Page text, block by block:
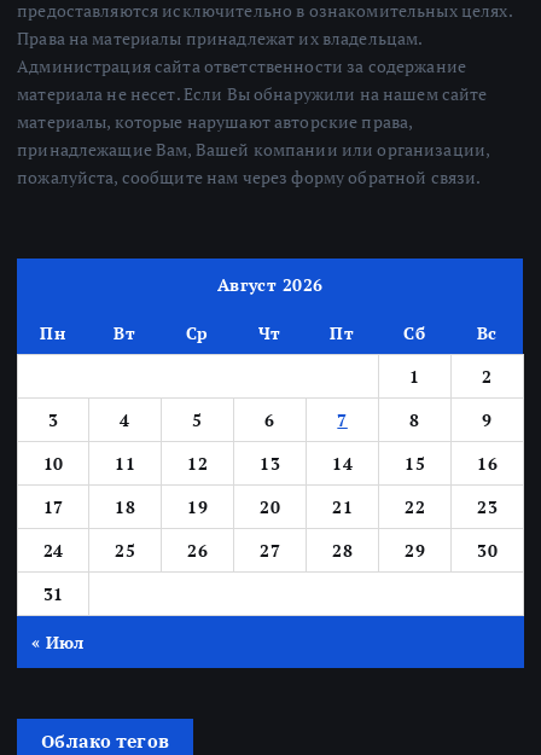
предоставляются исключительно в ознакомительных целях.
Права на материалы принадлежат их владельцам.
Администрация сайта ответственности за содержание
материала не несет. Если Вы обнаружили на нашем сайте
материалы, которые нарушают авторские права,
принадлежащие Вам, Вашей компании или организации,
пожалуйста, сообщите нам через форму обратной связи.
Август 2026
Пн Вт Ср Чт Пт Сб
Вс
1
2
3
4 5 6 7 8
9
10
11 12 13 14 15
16
17
18 19 20 21 22
23
24
25 26 27 28 29
30
31
« Июл
Облако тегов